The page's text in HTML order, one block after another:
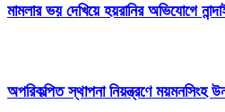
মামলার ভয় দেখিয়ে হয়রানির অভিযোগে
অপরিকল্পিত স্থাপনা নিয়ন্ত্রণে ময়মনসিংহ